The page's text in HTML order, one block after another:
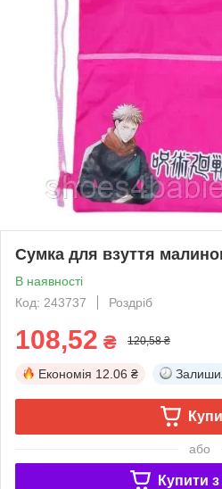
Сумка для взуття
В наявності
Код: 243737
Роздріб
108,52 ₴ 120,58 ₴
Економія 12.06 ₴
або
Купити з